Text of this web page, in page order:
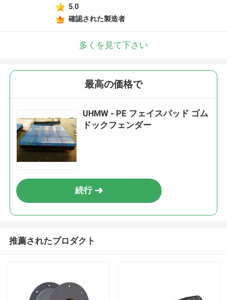
5.0
確認された製造者
多くを見て下さい
最高の価格で
UHMW - PE フェイスパッド ゴム
ドックフェンダー
続行
推薦されたプロダクト